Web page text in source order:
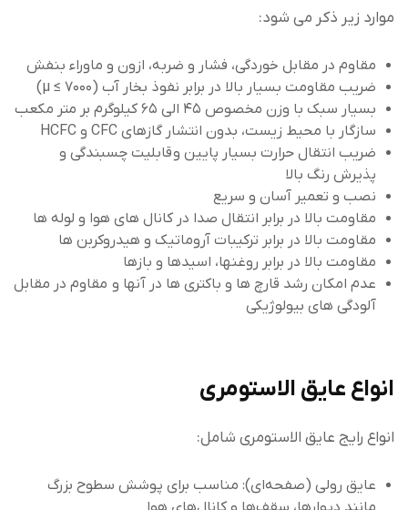
موارد زیر ذکر می شود:
مقاوم در مقابل خوردگی، فشار و ضربه، ازون و ماوراء بنفش
ضریب مقاومت بسیار بالا در برابر نفوذ بخار آب (۷۰۰۰ ≥ µ)
بسیار سبک با وزن مخصوص ۴۵ الی ۶۵ کیلوگرم بر متر مکعب
سازگار با محیط زیست، بدون انتشار گازهای CFC و HCFC
ضریب انتقال حرارت بسیار پایین و قابلیت چسبندگی و
پذیرش رنگ بالا
نصب و تعمیر آسان و سریع
مقاومت بالا در برابر انتقال صدا در کانال های هوا و لوله ها
مقاومت بالا در برابر ترکیبات آروماتیک و هیدروکربن ها
مقاومت بالا در برابر روغنها، اسیدها و بازها
عدم امکان رشد قارچ ها و باکتری ها در آنها و مقاوم در مقابل
آلودگی های بیولوژیکی
انواع عایق الاستومری
انواع رایج عایق الاستومری شامل:
عایق رولی (صفحه‌ای): مناسب برای پوشش سطوح بزرگ